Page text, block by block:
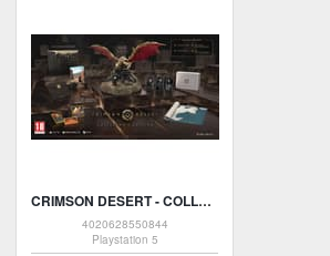
CRIMSON DESERT - COLLECTOR'S EDITION - VERSION PS5
4020628550844
Playstation 5